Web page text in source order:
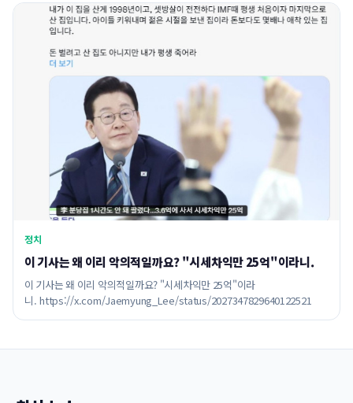
정치
이 기사는 왜 이리 악의적일까요? "시세차익만 25억"이라니.
이 기사는 왜 이리 악의적일까요? "시세차익만 25억"이라
니. https://x.com/Jaemyung_Lee/status/2027347829640122521